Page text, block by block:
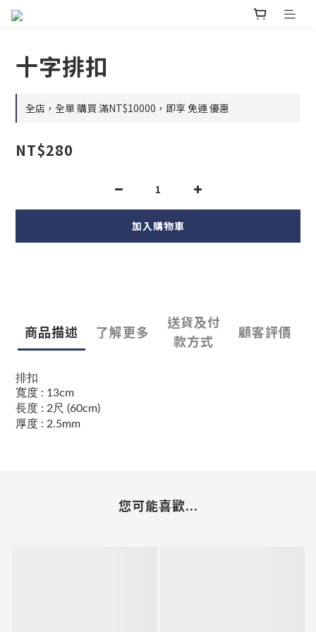
十字排扣
全店，全單 購買 滿NT$10000，即享 免運 優惠
NT$280
加入購物車
商品描述 了解更多
送貨及付
款方式
顧客評價
排扣
寬度 : 13cm
長度 : 2尺 (60cm)
厚度 : 2.5mm
您可能喜歡...